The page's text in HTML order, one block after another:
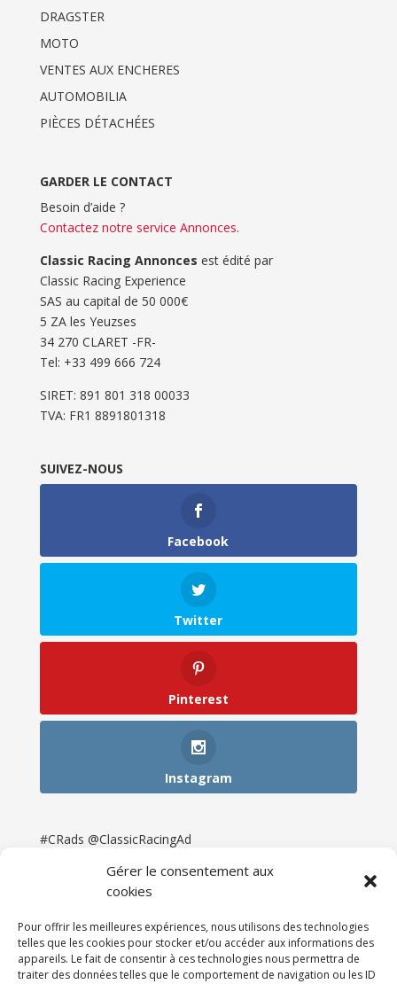
Gérer le consentement aux
cookies
Pour offrir les meilleures expériences, nous utilisons des technologies
telles que les cookies pour stocker et/ou accéder aux informations des
appareils. Le fait de consentir à ces technologies nous permettra de
traiter des données telles que le comportement de navigation ou les ID
DRAGSTER
MOTO
VENTES AUX ENCHERES
AUTOMOBILIA
PIÈCES DÉTACHÉES
GARDER LE CONTACT
Besoin d’aide ?
Contactez notre service Annonces.
Classic Racing Annonces est édité par
Classic Racing Experience
SAS au capital de 50 000€
5 ZA les Yeuzses
34 270 CLARET -FR-
Tel: ‭+33 499 666 724‬
SIRET: 891 801 318 00033
TVA: FR1 8891801318
SUIVEZ-NOUS
Facebook
Twitter
Pinterest
Instagram
#CRads @ClassicRacingAd